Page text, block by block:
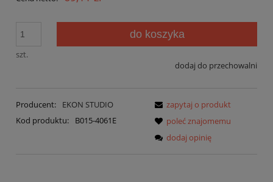
szt.
do koszyka
dodaj do przechowalni
Producent:
EKON STUDIO
Kod produktu:
B015-4061E
zapytaj o produkt
poleć znajomemu
dodaj opinię